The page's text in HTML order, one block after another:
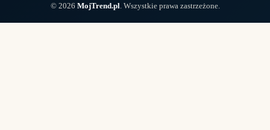
© 2026 MojTrend.pl . Wszystkie prawa zastrzeżone.